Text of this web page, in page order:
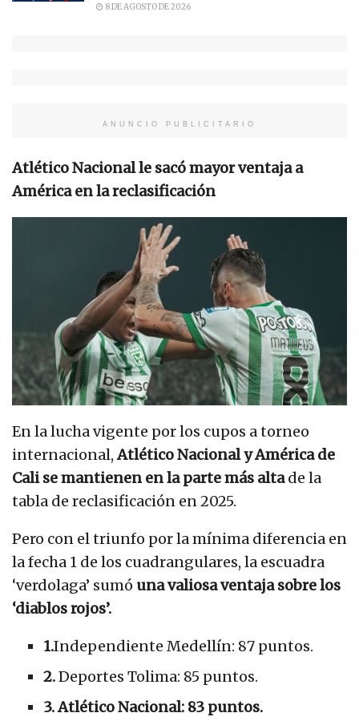
8 DE AGOSTO DE 2026
ANUNCIO PUBLICITARIO
Atlético Nacional le sacó mayor ventaja a
América en la reclasificación
En la lucha vigente por los cupos a torneo
internacional,Atlético Nacional y América de
Cali se mantienen en la parte más altade la
tabla de reclasificación en 2025.
Pero con el triunfo por la mínima diferencia en
la fecha 1 de los cuadrangulares, la escuadra
‘verdolaga’ sumó una valiosa ventaja sobre los
‘diablos rojos’.
1.Independiente Medellín: 87 puntos.
2.Deportes Tolima: 85 puntos.
3. Atlético Nacional: 83 puntos.